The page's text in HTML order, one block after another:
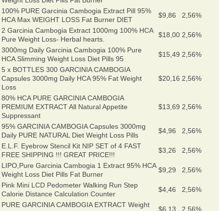
100% PURE Garcinia Cambogia Extract Pill 95%
HCA Max WEIGHT LOSS Fat Burner DIET
$9,86
2,56%
2 Garcinia Cambogia Extract 1000mg 100% HCA
Pure Weight Loss- Herbal hearts.
$18,00 2,56%
3000mg Daily Garcinia Cambogia 100% Pure
HCA Slimming Weight Loss Diet Pills 95
$15,49 2,56%
5 x BOTTLES 300 GARCINIA CAMBOGIA
Capsules 3000mg Daily HCA 95% Fat Weight
Loss
$20,16 2,56%
80% HCA PURE GARCINIA CAMBOGIA
PREMIUM EXTRACT All Natural Appetite
Suppressant
$13,69 2,56%
95% GARCINIA CAMBOGIA Capsules 3000mg
Daily PURE NATURAL Diet Weight Loss Pills
$4,96
2,56%
E.L.F. Eyebrow Stencil Kit NIP SET of 4 FAST
FREE SHIPPING !!! GREAT PRICE!!!
$3,26
2,56%
LIPO,Pure Garcinia Cambogia 1 Extract 95% HCA
Weight Loss Diet Pills Fat Burner
$9,29
2,56%
Pink Mini LCD Pedometer Walking Run Step
Calorie Distance Calculation Counter
$4,46
2,56%
PURE GARCINIA CAMBOGIA EXTRACT Weight
$6,13
2,56%